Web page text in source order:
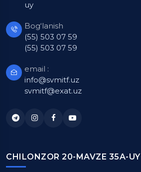
uy
Bog‘lanish
(55) 503 07 59
(55) 503 07 59
email :
info@svmitf.uz
svmitf@exat.uz
CHILONZOR 20-MAVZE 35A-UY